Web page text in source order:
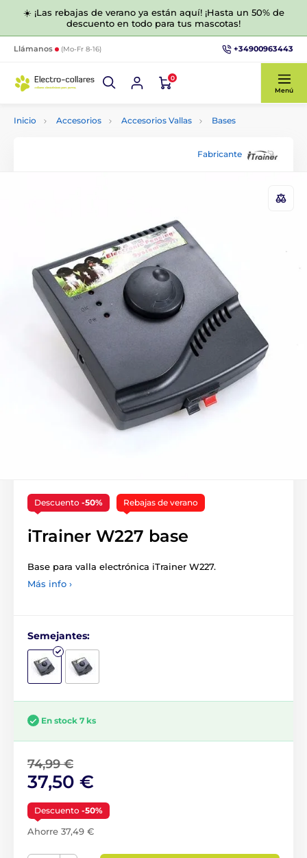
☀️ ¡Las rebajas de verano ya están aquí! ¡Hasta un 50% de
descuento en todo para tus mascotas!
Llámanos (Mo-Fr 8-16) +34900963443
0
Menú
Inicio Accesorios Accesorios Vallas Bases
Fabricante
Descuento -50% Rebajas de verano
iTrainer W227 base
Base para valla electrónica iTrainer W227.
Más info ›
Semejantes:
En stock 7 ks
74,99 €
37,50 €
Descuento -50%
Ahorre 37,49 €